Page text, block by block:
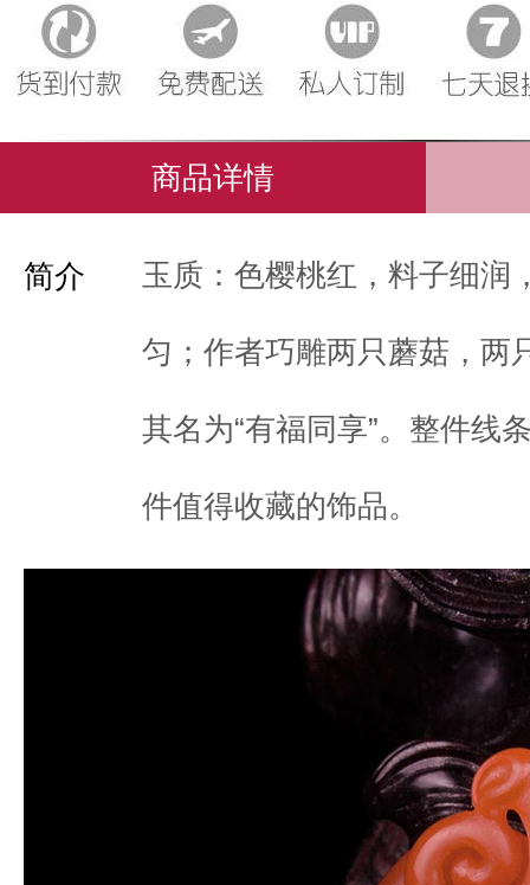
商品详情
简介 玉质：色樱桃红，料子细润
匀；作者巧雕两只蘑菇，两
其名为“有福同享”。整件线
件值得收藏的饰品。